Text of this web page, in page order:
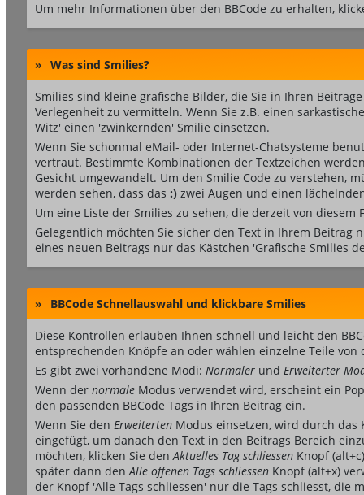
Um mehr Informationen über den BBCode zu erhalten,
» Was sind Smilies?
Smilies sind kleine grafische Bilder, die Sie in Ihren
Verlegenheit zu vermitteln. Wenn Sie z.B. einen
Witz' einen 'zwinkernden' Smilie einsetzen.
Wenn Sie schonmal eMail- oder Internet-Chatsysteme
vertraut. Bestimmte Kombinationen der Textzeichen
Gesicht umgewandelt. Um den Smilie Code zu verstehen,
werden sehen, dass das :) zwei Augen und einen
Um eine Liste der Smilies zu sehen, die derzeit von
Gelegentlich möchten Sie sicher den Text in Ihrem Beitrag
eines neuen Beitrags nur das Kästchen 'Grafische Smilies
» BBCode Schnellauswahl und klickbare Smilies
Diese Kontrollen erlauben Ihnen schnell und leicht den
entsprechenden Knöpfe an oder wählen einzelne Teile von
Es gibt zwei vorhandene Modi: Normaler und Erweiterter
Wenn der normale Modus verwendet wird, erscheint ein
den passenden BBCode Tags in Ihren Beitrag ein.
Wenn Sie den Erweiterten Modus einsetzen, wird durch das
eingefügt, um danach den Text in den Beitrags Bereich
möchten, klicken Sie denAktuelles Tag schliessen Knopf
später dann denAlle offenen Tags schliessen Knopf (alt+x)
der Knopf 'Alle Tags schliessen' nur die Tags schliesst, die